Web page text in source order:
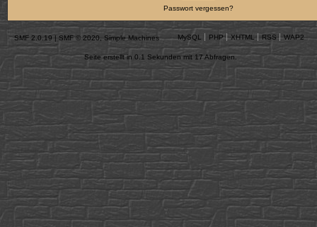
Passwort vergessen?
SMF 2.0.19 | SMF © 2020 ,Simple Machines MySQL PHP XHTML RSS WAP2
Seite erstellt in 0.1 Sekunden mit 17 Abfragen.